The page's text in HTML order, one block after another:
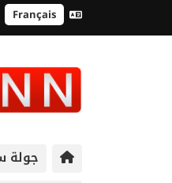
Français
جولة